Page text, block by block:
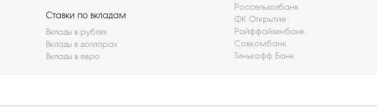
Ставки по вкладам
Вклады в рублях
Вклады в долларах
Вклады в евро
Россельхозбанк
ФК Открытие
Райффайзенбанк
Совкомбанк
Тинькофф Банк